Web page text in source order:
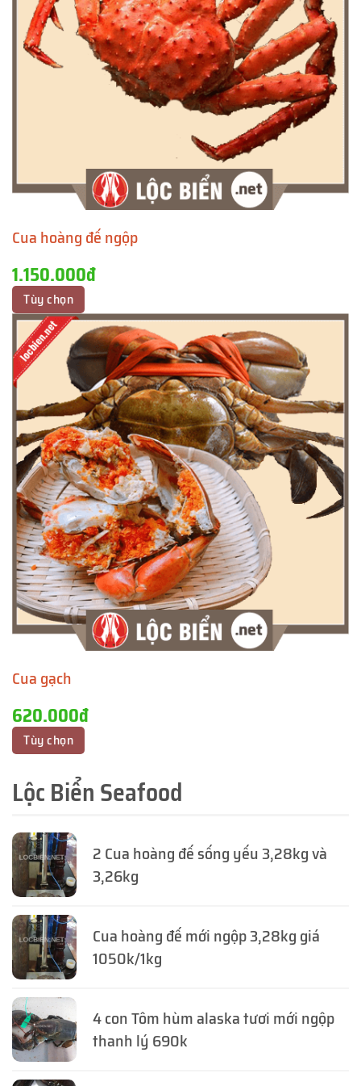
Cua hoàng đế ngộp
1.150.000đ
Tùy chọn
Cua gạch
620.000đ
Tùy chọn
Lộc Biển Seafood
2 Cua hoàng đế sống yếu 3,28kg và
3,26kg
Cua hoàng đế mới ngộp 3,28kg giá
1050k/1kg
4 con Tôm hùm alaska tươi mới ngộp
thanh lý 690k